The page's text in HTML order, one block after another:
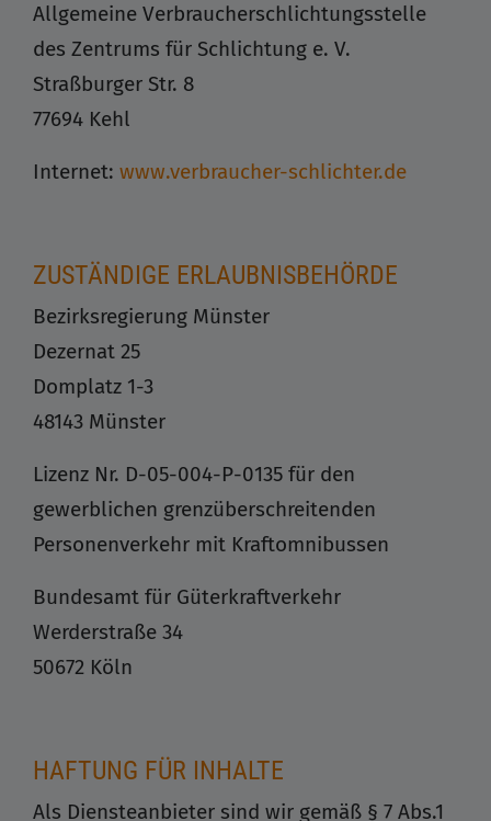
Allgemeine Verbraucherschlichtungsstelle
des Zentrums für Schlichtung e. V.
Straßburger Str. 8
77694 Kehl
Internet: www.verbraucher-schlichter.de
ZUSTÄNDIGE ERLAUBNISBEHÖRDE
Bezirksregierung Münster
Dezernat 25
Domplatz 1-3
48143 Münster
Lizenz Nr. D-05-004-P-0135 für den
gewerblichen grenzüberschreitenden
Personenverkehr mit Kraftomnibussen
Bundesamt für Güterkraftverkehr
Werderstraße 34
50672 Köln
HAFTUNG FÜR INHALTE
Als Diensteanbieter sind wir gemäß § 7 Abs.1